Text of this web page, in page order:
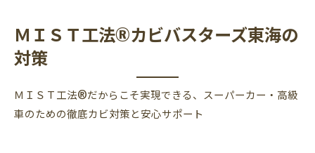
ＭＩＳＴ工法®カビバスターズ東海の
対策
ＭＩＳＴ工法®だからこそ実現できる、スーパーカー・高級
車のための徹底カビ対策と安心サポート